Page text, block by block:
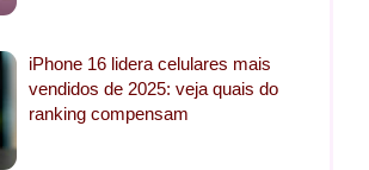
iPhone 16 lidera celulares mais
vendidos de 2025: veja quais do
ranking compensam